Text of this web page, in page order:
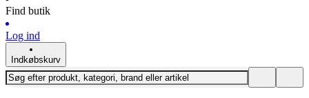
Find butik
Log ind
Indkøbskurv